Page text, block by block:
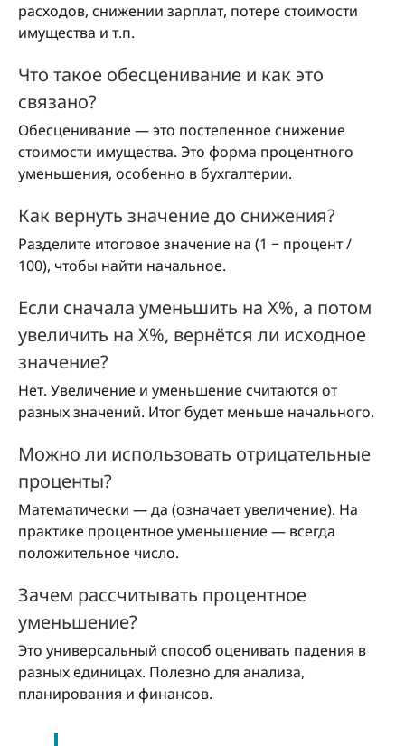
расходов, снижении зарплат, потере стоимости
имущества и т.п.
Что такое обесценивание и как это
связано?
Обесценивание — это постепенное снижение
стоимости имущества. Это форма процентного
уменьшения, особенно в бухгалтерии.
Как вернуть значение до снижения?
Разделите итоговое значение на (1 − процент /
100), чтобы найти начальное.
Если сначала уменьшить на X%, а потом
увеличить на X%, вернётся ли исходное
значение?
Нет. Увеличение и уменьшение считаются от
разных значений. Итог будет меньше начального.
Можно ли использовать отрицательные
проценты?
Математически — да (означает увеличение). На
практике процентное уменьшение — всегда
положительное число.
Зачем рассчитывать процентное
уменьшение?
Это универсальный способ оценивать падения в
разных единицах. Полезно для анализа,
планирования и финансов.